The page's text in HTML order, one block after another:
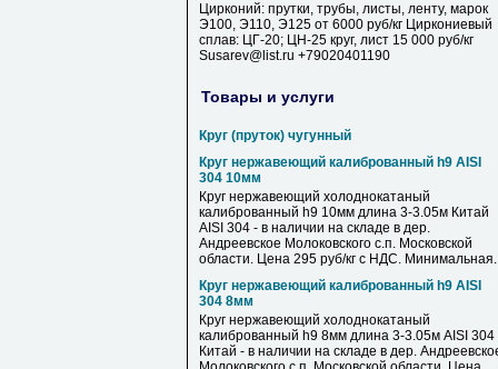
Цирконий: прутки, трубы, листы, ленту, марок
Э100, Э110, Э125 от 6000 руб/кг Циркониевый
сплав: ЦГ-20; ЦН-25 круг, лист 15 000 руб/кг
Susarev@list.ru +79020401190
Товары и услуги
Круг (пруток) чугунный
Круг нержавеющий калиброванный h9 AISI
304 10мм
Круг нержавеющий холоднокатаный
калиброванный h9 10мм длина 3-3.05м Китай
AISI 304 - в наличии на складе в дер.
Андреевское Молоковского с.п. Московской
области. Цена 295 руб/кг с НДС.
Круг нержавеющий калиброванный h9 AISI
304 8мм
Круг нержавеющий холоднокатаный
калиброванный h9 8мм длина 3-3.05м AISI 304
Китай - в наличии на складе в дер.